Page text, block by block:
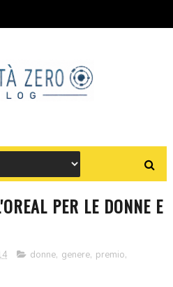
PER LE DONNE E
donne, genere, premio,